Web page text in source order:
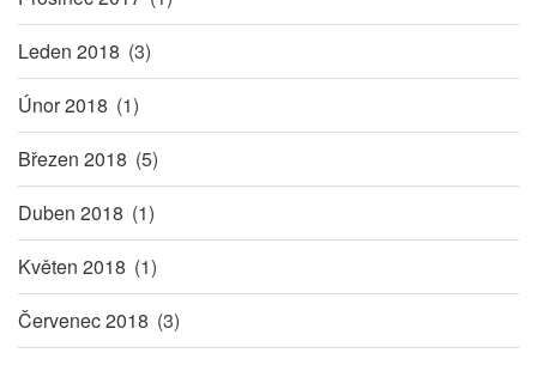
Leden 2018 (3)
Únor 2018 (1)
Březen 2018 (5)
Duben 2018 (1)
Květen 2018 (1)
Červenec 2018 (3)